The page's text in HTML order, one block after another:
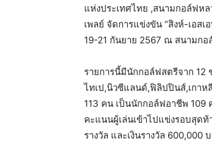
แห่งประเทศไทย ,สนามกอล์ฟห
เพลย์ จัดการแข่งขัน “สิงห์-เอสเ
19-21 กันยาย 2567 ณ สนามก
รายการนี้มีนักกอล์ฟสตรีจาก 12
ไทเป,นิวซีแลนด์,ฟิลิปปินส์,เกาห
113 คน เป็นนักกอล์ฟอาชีพ
คะแนนผู้เล่นเข้าไปแข่งรอบสุด
รางวัล และเงินรางวัล